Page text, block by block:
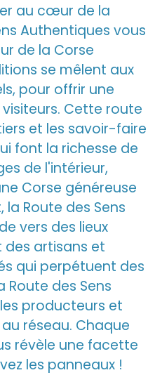
au cœur de la
Authentiques vous
de la Corse
se mêlent aux
pour offrir une
Cette route
et les savoir-faire
font la richesse de
de l'intérieur,
Corse généreuse
Route des Sens
vers des lieux
artisans et
qui perpétuent des
Route des Sens
producteurs et
réseau. Chaque
révèle une facette
les panneaux !